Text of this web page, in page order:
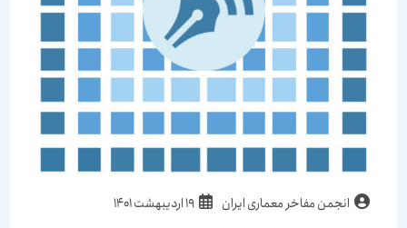
نویسندهٔ
انجمن مفاخر معماری ایران نوشته
19 اردیبهشت 1401